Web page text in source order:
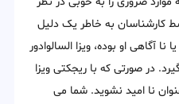
کارشناسان به خاطر یک دلیل
آگاهی او بوده، ویزا السالوادور
در صورتی که با ریجکتی ویزا
نا امید نشوید. شما می